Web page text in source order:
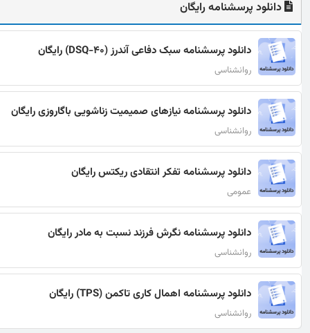
دانلود پرسشنامه رایگان
دانلود پرسشنامه سبک دفاعی آندرز (DSQ-40) رایگان
روانشناسی
دانلود پرسشنامه نیازهای صمیمیت زناشویی باگاروزی رایگان
روانشناسی
دانلود پرسشنامه تفکر انتقادی ریکتس رایگان
عمومی
دانلود پرسشنامه نگرش فرزند نسبت به مادر رایگان
روانشناسی
دانلود پرسشنامه اهمال کاری تاکمن (TPS) رایگان
روانشناسی